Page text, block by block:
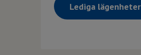
Lediga lägenheter